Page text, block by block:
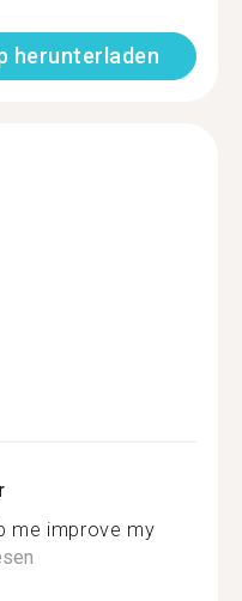
herunterladen
me improve my